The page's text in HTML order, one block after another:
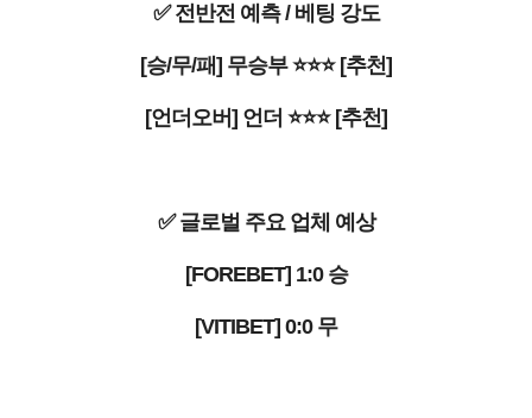
✅ 전반전 예측 / 베팅 강도
[승/무/패] 무승부 ⭐⭐⭐ [추천]
[언더오버] 언더 ⭐⭐⭐ [추천]
✅ 글로벌 주요 업체 예상
[FOREBET] 1:0 승
[VITIBET] 0:0 무